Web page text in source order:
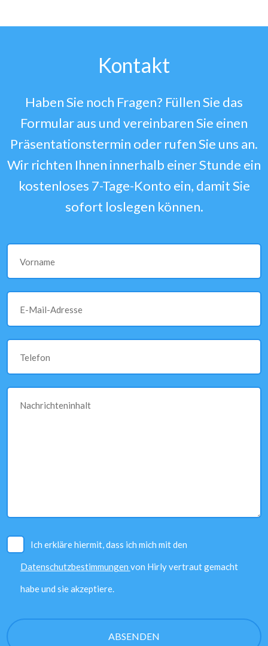
Kontakt
Haben Sie noch Fragen? Füllen Sie das
Formular aus und vereinbaren Sie einen
Präsentationstermin oder rufen Sie uns an.
Wir richten Ihnen innerhalb einer Stunde ein
kostenloses 7-Tage-Konto ein, damit Sie
sofort loslegen können.
Vorname
E-Mail-Adresse
Telefon
Nachrichteninhalt
Ich erkläre hiermit, dass ich mich mit den
Datenschutzbestimmungen von Hirly vertraut gemacht
habe und sie akzeptiere.